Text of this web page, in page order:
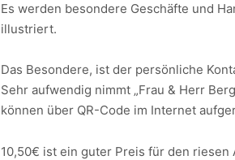
Es werden besondere Geschäfte und
illustriert.
Das Besondere, ist der persönliche
Sehr aufwendig nimmt „Frau & Herr
können über QR-Code im Internet
10,50€ ist ein guter Preis für den